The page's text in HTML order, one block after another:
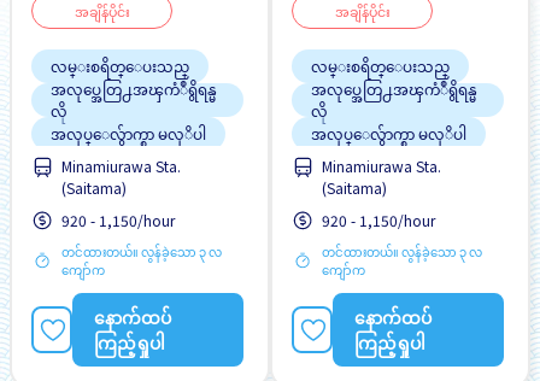
အချိန်ပိုင်း
လမ္းစရိတ္ေပးသည္
အလုပ္အေတြ႕အၾကံဳရွိရန္မ
လို
အလုပ္ေလွ်ာက္စာ မလုိပါ
အခ်ိန္ပိုနည္းေသာ
ျမွင့္တင္သည္
Minamiurawa Sta.
(Saitama)
920 - 1,150/hour
တင်ထားတယ်။ လွန်ခဲ့သော ၃ လ
ကျော်က
နောက်ထပ်
ကြည့်ရှုပါ
အချိန်ပိုင်း
လမ္းစရိတ္ေပးသည္
အလုပ္အေတြ႕အၾကံဳရွိရန္မ
လို
အလုပ္ေလွ်ာက္စာ မလုိပါ
အခ်ိန္ပိုနည္းေသာ
ျမွင့္တင္သည္
Minamiurawa Sta.
(Saitama)
920 - 1,150/hour
တင်ထားတယ်။ လွန်ခဲ့သော ၃ လ
ကျော်က
နောက်ထပ်
ကြည့်ရှုပါ